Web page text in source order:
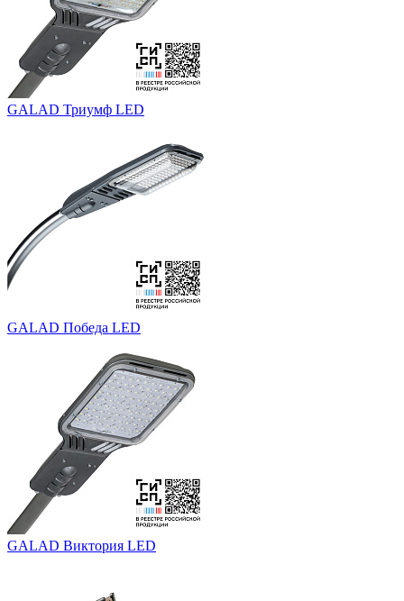
GALAD Триумф LED
GALAD Победа LED
GALAD Виктория LED